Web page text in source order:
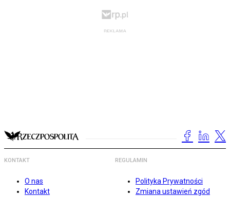
KONTAKT
O nas
Kontakt
REGULAMIN
Polityka Prywatności
Zmiana ustawień zgód